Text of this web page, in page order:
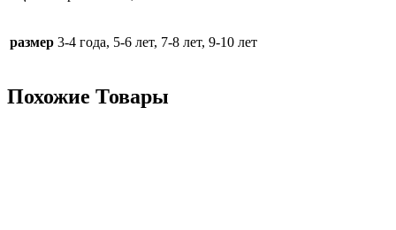
размер 3-4 года, 5-6 лет, 7-8 лет, 9-10 лет
Похожие Товары